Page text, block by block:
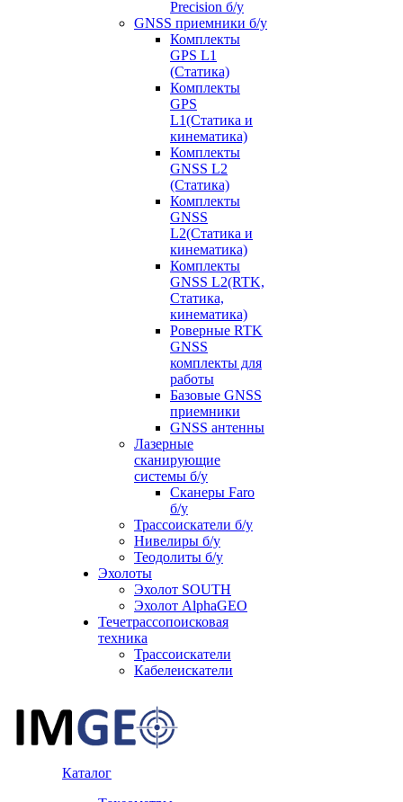
Precision б/у
GNSS приемники б/у
Комплекты
GPS L1
(Статика)
Комплекты
GPS
L1(Статика и
кинематика)
Комплекты
GNSS L2
(Статика)
Комплекты
GNSS
L2(Статика и
кинематика)
Комплекты
GNSS L2(RTK,
Статика,
кинематика)
Роверные RTK
GNSS
комплекты для
работы
Базовые GNSS
приемники
GNSS антенны
Лазерные
сканирующие
системы б/у
Сканеры Faro
б/у
Трассоискатели б/у
Нивелиры б/у
Теодолиты б/у
Эхолоты
Эхолот SOUTH
Эхолот AlphaGEO
Течетрассопоисковая
техника
Трассоискатели
Кабелеискатели
Каталог